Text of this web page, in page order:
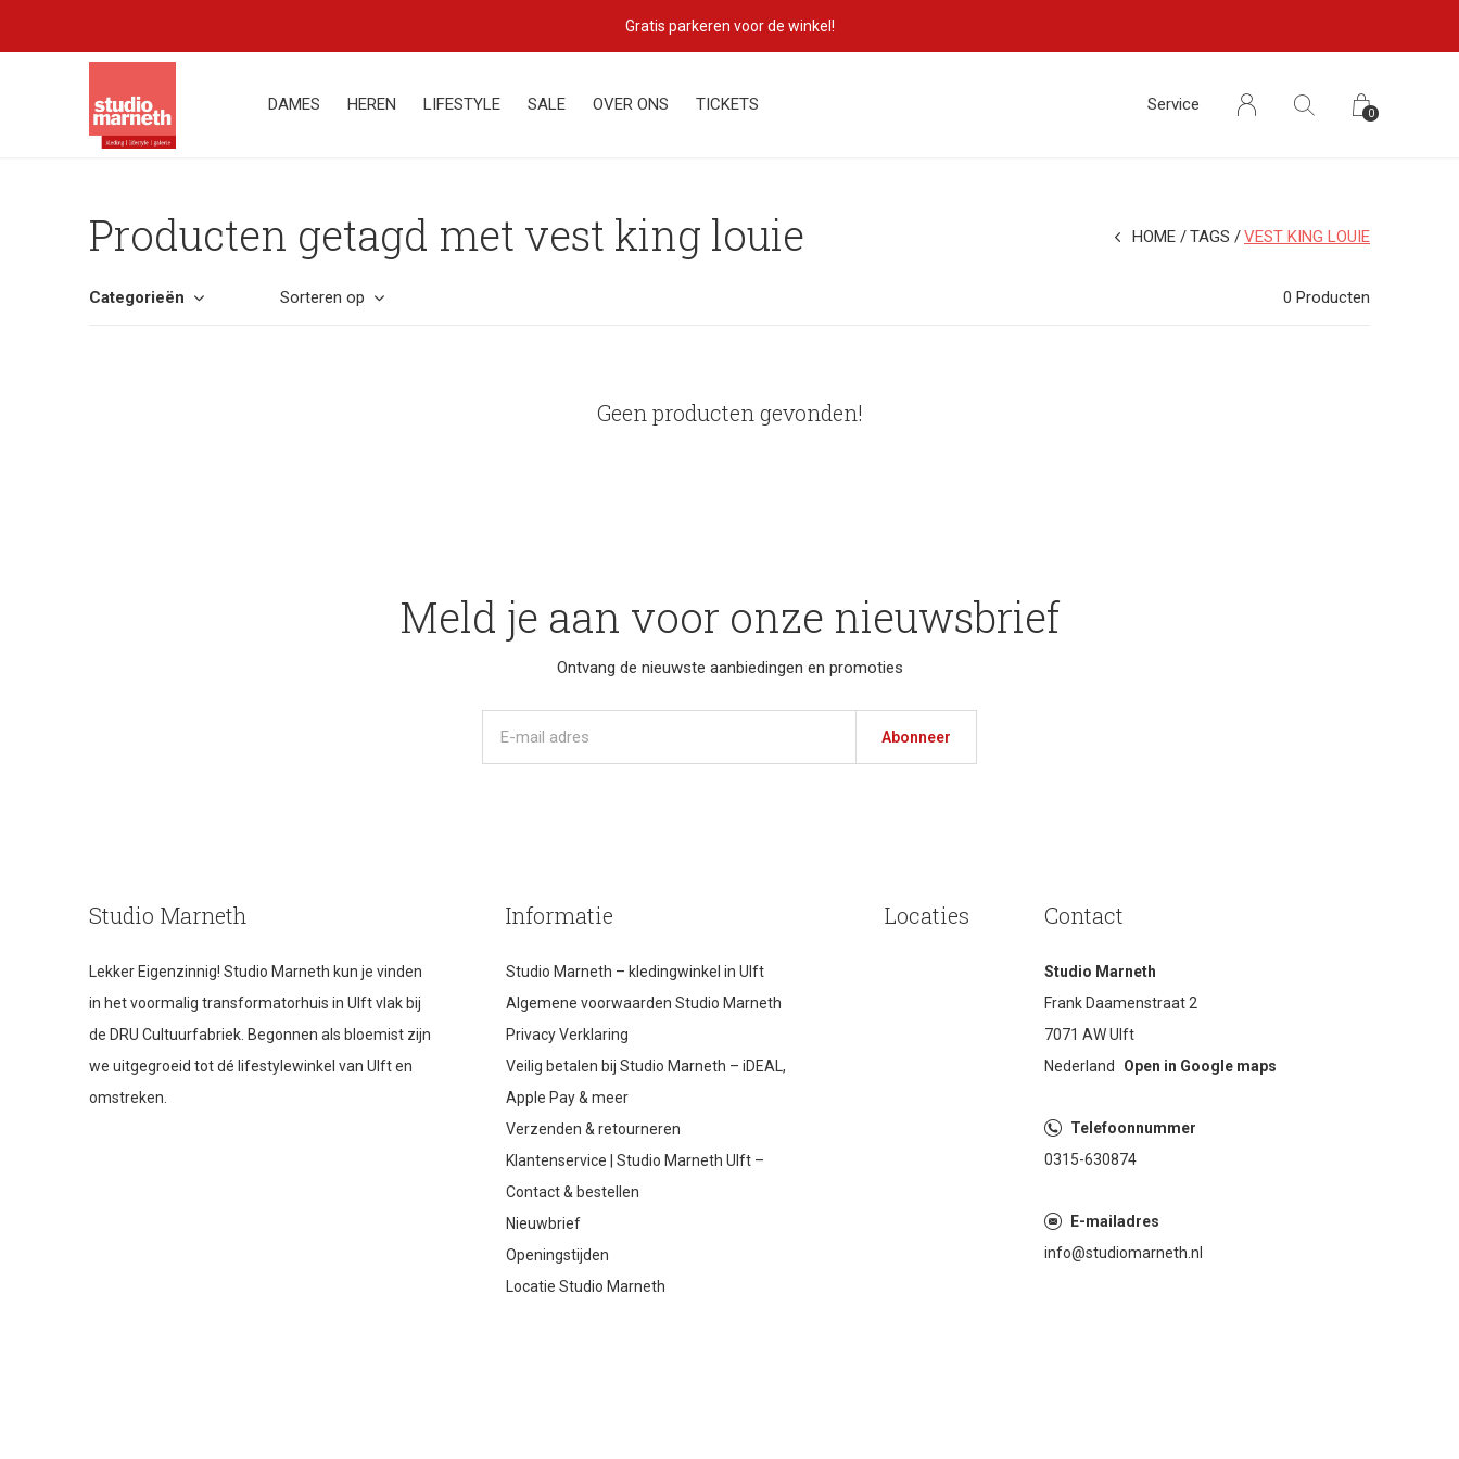
DAMES HEREN LIFESTYLE SALE OVER ONS TICKETS Service 0
Gratis parkeren voor de winkel!
Producten getagd met vest king louie HOME TAGS VEST KING LOUIE
Categorieën Sorteren op 0 Producten
Geen producten gevonden!
Meld je aan voor onze nieuwsbrief
Ontvang de nieuwste aanbiedingen en promoties
Abonneer
Studio Marneth
Lekker Eigenzinnig! Studio Marneth kun je vinden
in het voormalig transformatorhuis in Ulft vlak bij
de DRU Cultuurfabriek. Begonnen als bloemist zijn
we uitgegroeid tot dé lifestylewinkel van Ulft en
omstreken.
Informatie
Studio Marneth – kledingwinkel in Ulft
Algemene voorwaarden Studio Marneth
Privacy Verklaring
Veilig betalen bij Studio Marneth – iDEAL,
Apple Pay & meer
Verzenden & retourneren
Klantenservice | Studio Marneth Ulft –
Contact & bestellen
Nieuwbrief
Openingstijden
Locatie Studio Marneth
Locaties Contact
Studio Marneth
Frank Daamenstraat 2
7071 AW Ulft
Nederland
Open in Google maps
Telefoonnummer
0315-630874
E-mailadres
info@studiomarneth.nl